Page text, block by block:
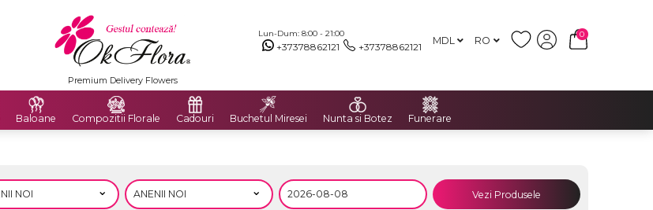
Lun-Dum: 8:00 - 21:00
+37378862121 +37378862121 MDL RO
0
Premium Delivery Flowers
Baloane Compozitii Florale Cadouri Buchetul Miresei Nunta si Botez Funerare
Vezi Produsele